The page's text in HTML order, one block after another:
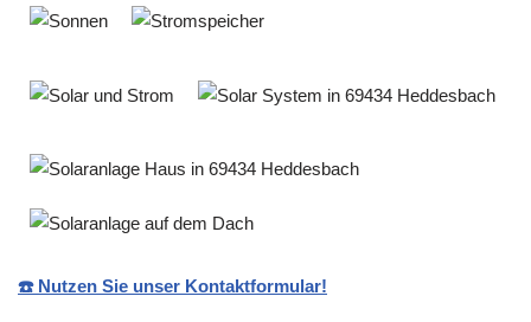
☎️ Nutzen Sie unser Kontaktformular!